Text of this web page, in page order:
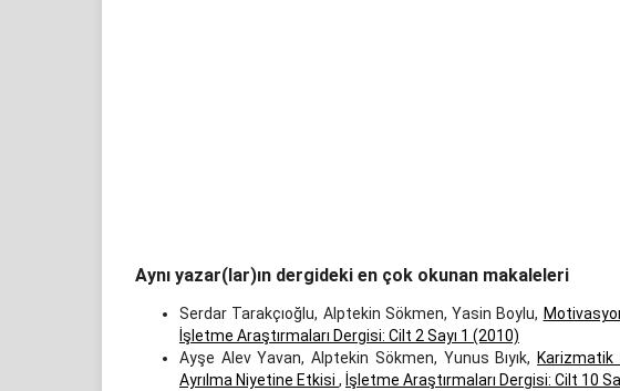
Aynı yazar(lar)ın dergideki en çok okunan makaleleri
Serdar Tarakçıoğlu, Alptekin Sökmen, Yasin Boylu,
İşletme Araştırmaları Dergisi: Cilt 2 Sayı 1 (2010)
Ayşe Alev Yavan, Alptekin Sökmen, Yunus Bıyık,
Ayrılma Niyetine Etkisi , İşletme Araştırmaları Dergisi: Cilt 10